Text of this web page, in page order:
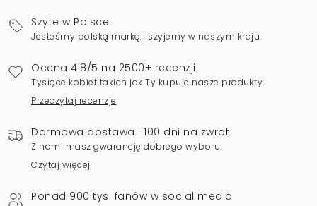
Szyte w Polsce
Jesteśmy polską marką i szyjemy w naszym kraju.
Ocena 4.8/5 na 2500+ recenzji
Tysiące kobiet takich jak Ty kupuje nasze produkty.
Przeczytaj recenzje
Darmowa dostawa i 100 dni na zwrot
Z nami masz gwarancję dobrego wyboru.
Czytaj więcej
Ponad 900 tys. fanów w social media